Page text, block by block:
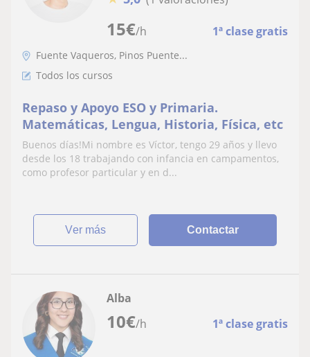
15€/h 1ª clase gratis
Fuente Vaqueros, Pinos Puente...
Todos los cursos
Repaso y Apoyo ESO y Primaria.
Matemáticas, Lengua, Historia, Física, etc
Buenos días!Mi nombre es Víctor, tengo 29 años y llevo
desde los 18 trabajando con infancia en campamentos,
como profesor particular y en d...
ver más Contactar
10€/h 1ª clase gratis
Alba